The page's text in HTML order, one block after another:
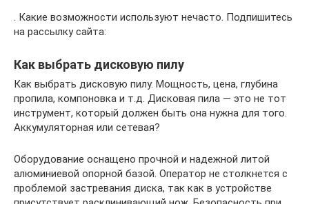
. Какие возможности используют нечасто. Подпишитесь
на рассылку сайта:
Как выбрать дисковую пилу
Как выбрать дисковую пилу. Мощность, цена, глубина
пропила, компоновка и т.д. Дисковая пила — это не тот
инструмент, который должен быть она нужна для того.
Аккумуляторная или сетевая?
Оборудование оснащено прочной и надежной литой
алюминиевой опорной базой. Оператор не столкнется с
проблемой застревания диска, так как в устройстве